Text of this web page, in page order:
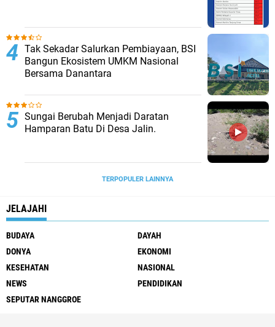
Tak Sekadar Salurkan Pembiayaan, BSI
Bangun Ekosistem UMKM Nasional
Bersama Danantara
Sungai Berubah Menjadi Daratan
Hamparan Batu Di Desa Jalin.
TERPOPULER LAINNYA
JELAJAHI
BUDAYA
DAYAH
DONYA
EKONOMI
KESEHATAN
NASIONAL
NEWS
PENDIDIKAN
SEPUTAR NANGGROE